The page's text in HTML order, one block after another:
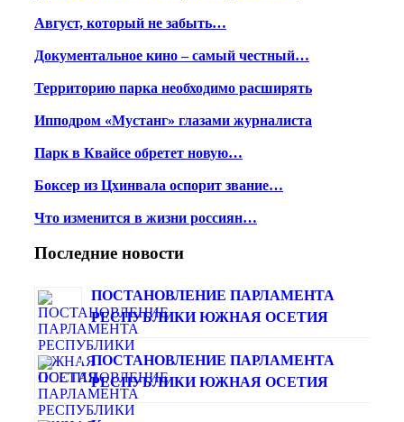
Август, который не забыть…
Документальное кино – самый честный…
Территорию парка необходимо расширять
Ипподром «Мустанг» глазами журналиста
Парк в Квайсе обретет новую…
Боксер из Цхинвала оспорит звание…
Что изменится в жизни россиян…
Последние новости
ПОСТАНОВЛЕНИЕ ПАРЛАМЕНТА
РЕСПУБЛИКИ ЮЖНАЯ ОСЕТИЯ
ПОСТАНОВЛЕНИЕ ПАРЛАМЕНТА
РЕСПУБЛИКИ ЮЖНАЯ ОСЕТИЯ